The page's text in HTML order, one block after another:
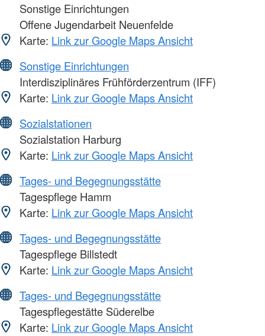
Sonstige Einrichtungen
Offene Jugendarbeit Neuenfelde
Karte: Link zur Google Maps Ansicht
Sonstige Einrichtungen
Interdisziplinäres Frühförderzentrum (IFF)
Karte: Link zur Google Maps Ansicht
Sozialstationen
Sozialstation Harburg
Karte: Link zur Google Maps Ansicht
Tages- und Begegnungsstätte
Tagespflege Hamm
Karte: Link zur Google Maps Ansicht
Tages- und Begegnungsstätte
Tagespflege Billstedt
Karte: Link zur Google Maps Ansicht
Tages- und Begegnungsstätte
Tagespflegestätte Süderelbe
Karte: Link zur Google Maps Ansicht